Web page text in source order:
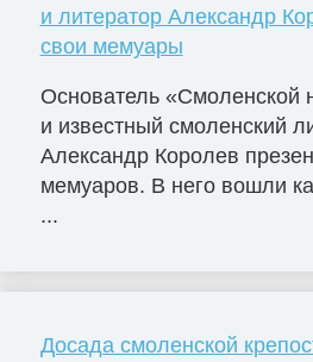
и литератор Александр
свои мемуары
Основатель «Смоленской
и известный смоленский
Александр Королев
мемуаров. В него вошли
...
Досада смоленской